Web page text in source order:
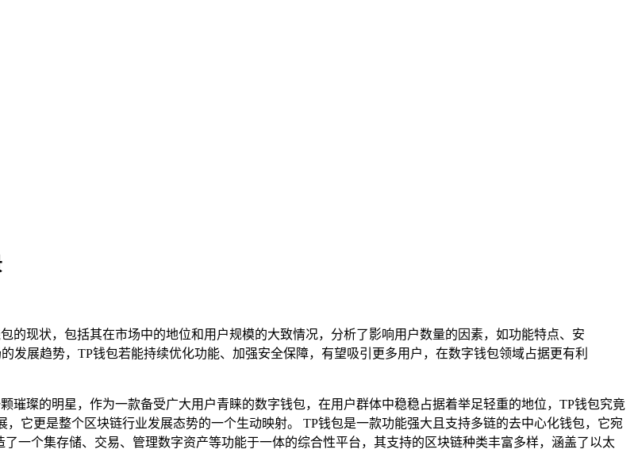
的现状，包括其在市场中的地位和用户规模的大致情况，分析了影响用户数量的因素，如功能特点、安
发展趋势，TP钱包若能持续优化功能、加强安全保障，有望吸引更多用户，在数字钱包领域占据更有利
璀璨的明星，作为一款备受广大用户青睐的数字钱包，在用户群体中稳稳占据着举足轻重的地位，TP钱包究竟
它更是整个区块链行业发展态势的一个生动映射。 TP钱包是一款功能强大且支持多链的去中心化钱包，它宛
一个集存储、交易、管理数字资产等功能于一体的综合性平台，其支持的区块链种类丰富多样，涵盖了以太